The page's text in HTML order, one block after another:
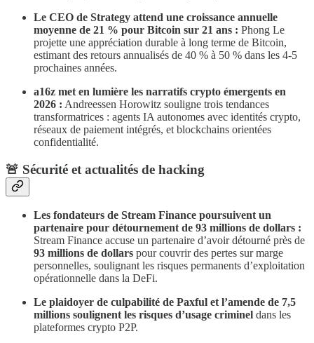
Le CEO de Strategy attend une croissance annuelle
moyenne de 21 % pour Bitcoin sur 21 ans : Phong Le
projette une appréciation durable à long terme de Bitcoin,
estimant des retours annualisés de 40 % à 50 % dans les 4-5
prochaines années.
a16z met en lumière les narratifs crypto émergents en
2026 : Andreessen Horowitz souligne trois tendances
transformatrices : agents IA autonomes avec identités crypto,
réseaux de paiement intégrés, et blockchains orientées
confidentialité.
​🚨 Sécurité et actualités de hacking
Les fondateurs de Stream Finance poursuivent un
partenaire pour détournement de 93 millions de dollars :
Stream Finance accuse un partenaire d’avoir détourné près de
93 millions de dollars pour couvrir des pertes sur marge
personnelles, soulignant les risques permanents d’exploitation
opérationnelle dans la DeFi.
Le plaidoyer de culpabilité de Paxful et l’amende de 7,5
millions soulignent les risques d’usage criminel dans les
plateformes crypto P2P.